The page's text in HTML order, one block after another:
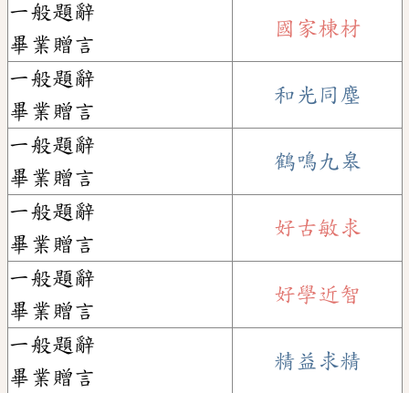
一般題辭
畢業贈言
國家棟材
一般題辭
畢業贈言
和光同塵
一般題辭
畢業贈言
鶴鳴九皋
一般題辭
畢業贈言
好古敏求
一般題辭
畢業贈言
好學近智
一般題辭
畢業贈言
精益求精